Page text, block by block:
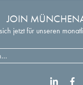
JOIN
jetzt für unseren